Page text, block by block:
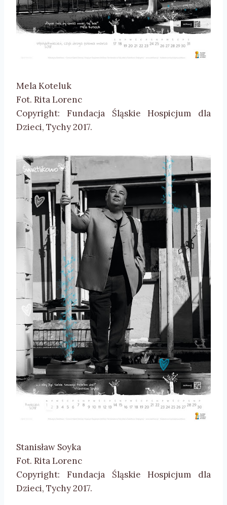
Mela Koteluk
Fot. Rita Lorenc
Copyright: Fundacja Śląskie Hospicjum dla
Dzieci, Tychy 2017.
Stanisław Soyka
Fot. Rita Lorenc
Copyright: Fundacja Śląskie Hospicjum dla
Dzieci, Tychy 2017.